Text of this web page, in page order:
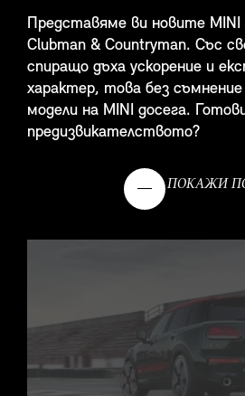
ОПОЗНАЙТЕ MINI
РАЗГЛЕДАЙТЕ МОДЕЛИТЕ
ДИЛЪРИ
Представяме ви новите MINI
Clubman & Countryman. Със
спиращо дъха ускорение и
характер, това без
модели на MINI досега.
предизвикателството?
ПОКАЖИ